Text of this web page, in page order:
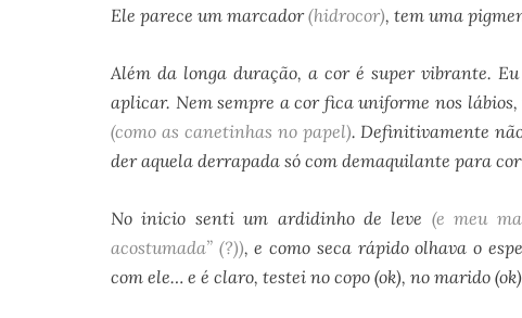
Ele parece um marcador(hidrocor), tem uma
Além da longa duração, a cor é super vibrante.
aplicar. Nem sempre a cor fica uniforme nos
(como as canetinhas no papel). Definitivamente
der aquela derrapada só com demaquilante para
No inicio senti um ardidinho de leve (e meu
acostumada” (?)), e como seca rápido olhava o
com ele… e é claro, testei no copo (ok), no marido